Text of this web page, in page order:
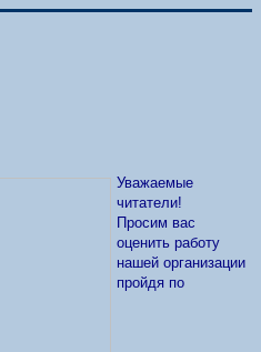
Уважаемые
читатели!
Просим вас
оценить работу
нашей организации
пройдя по